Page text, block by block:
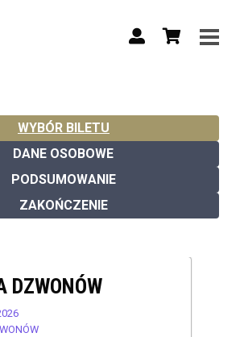
WYBÓR BILETU
DANE OSOBOWE
PODSUMOWANIE
ZAKOŃCZENIE
DZWONÓW